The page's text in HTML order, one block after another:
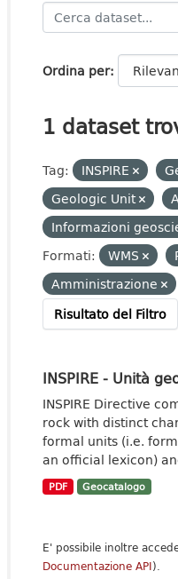
Ordina per
1 dataset
Tag: INSPIRE
Geologic Unit
Informazioni
Formati:
WMS
Amministrazione
Risultato del Filtro
INSPIRE - Unità
INSPIRE Directive
rock with distinct
formal units (i.e.
an official lexicon)
PDF Geocatalogo
E' possibile inoltre
Documentazione API).